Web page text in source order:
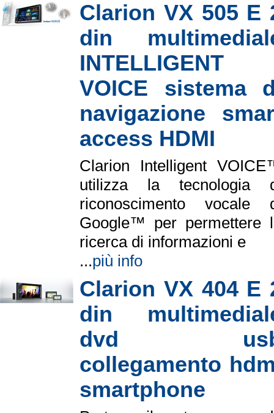
Clarion VX 505 E
din
INTELLIGENT
VOICE sistema
navigazione
access HDMI
Clarion Intelligent
utilizza la tecnologia
riconoscimento vocale
Google™ per permettere
ricerca di informazioni e
...più info
Clarion VX 404 E
din
dvd
collegamento
smartphone